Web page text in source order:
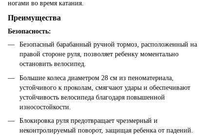
ногами во время катания.
Преимущества
Безопасность:
Безопасный барабанный ручной тормоз, расположенный на
правой стороне руля, позволяет ребенку моментально
остановить велосипед.
Большие колеса диаметром 28 см из пеноматериала,
устойчивого к проколам, смягчают удары и обеспечивают
устойчивость велосипеда благодаря повышенной
износостойкости.
Блокировка руля предотвращает чрезмерный и
неконтролируемый поворот, защищая ребенка от падений.